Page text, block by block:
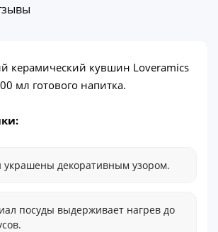
керамический кувшин Loveramics
мл готового напитка.
декоративным узором.
посуды выдерживает нагрев до